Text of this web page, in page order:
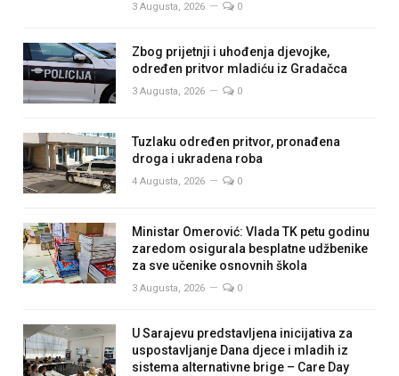
3 Augusta, 2026 0
Zbog prijetnji i uhođenja djevojke,
određen pritvor mladiću iz Gradačca
3 Augusta, 2026 0
Tuzlaku određen pritvor, pronađena
droga i ukradena roba
4 Augusta, 2026 0
Ministar Omerović: Vlada TK petu godinu
zaredom osigurala besplatne udžbenike
za sve učenike osnovnih škola
3 Augusta, 2026 0
U Sarajevu predstavljena inicijativa za
uspostavljanje Dana djece i mladih iz
sistema alternativne brige – Care Day